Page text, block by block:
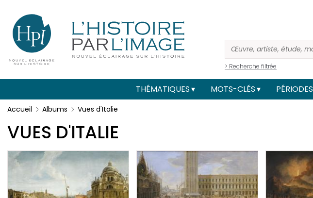
> Recherche filtrée
Menu
secondaire
(header)
Main
navigation
THÉMATIQUES MOTS-CLÉS PÉRIODES
Accueil Albums Vues d'Italie
VUES D'ITALIE